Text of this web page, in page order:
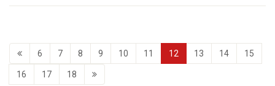
6 7 8 9 10 11 12 13 14 15
16 17 18